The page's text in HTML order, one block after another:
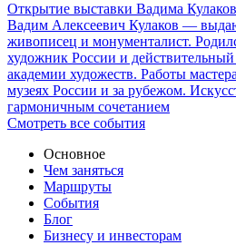
Открытие выставки Вадима
Вадим Алексеевич Кулаков —
живописец и монументалист.
художник России и
академии художеств. Работы
музеях России и за рубежом.
гармоничным сочетанием
Смотреть все события
Основное
Чем заняться
Маршруты
События
Блог
Бизнесу и инвесторам